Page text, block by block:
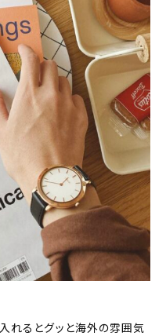
れるとグッと海外の雰囲気